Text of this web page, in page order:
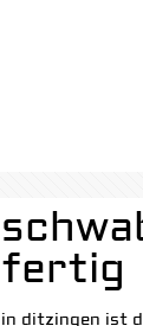
fertig
in ditzingen ist